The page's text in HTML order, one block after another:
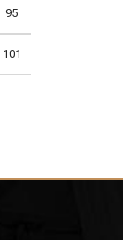
95
101